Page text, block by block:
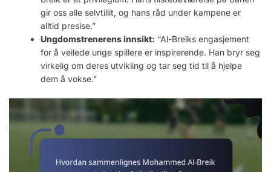
gir oss alle selvtillit, og hans råd under kampene er
alltid presise.”
Ungdomstrenerens innsikt: “Al-Breiks engasjement
for å veilede unge spillere er inspirerende. Han bryr seg
virkelig om deres utvikling og tar seg tid til å hjelpe
dem å vokse.”